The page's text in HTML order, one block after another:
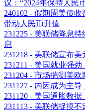
议：“2024年保持人民
240102 - 假期周美债
带动人民币升值
231225 - 美联储降息
启
231218 - 美联储宣布
231211 - 美国就业强
231204 - 市场揣测美
231127 - 内因成为主
231120 - 美国通胀数
231113 - 美联储捉摸